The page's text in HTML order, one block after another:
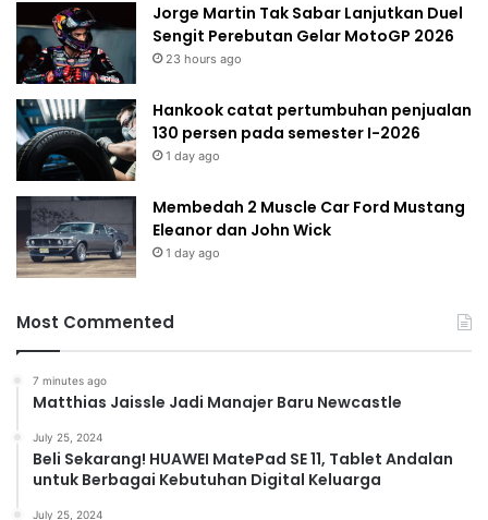
Jorge Martin Tak Sabar Lanjutkan Duel
Sengit Perebutan Gelar MotoGP 2026
23 hours ago
Hankook catat pertumbuhan penjualan
130 persen pada semester I-2026
1 day ago
Membedah 2 Muscle Car Ford Mustang
Eleanor dan John Wick
1 day ago
Most Commented
7 minutes ago
Matthias Jaissle Jadi Manajer Baru Newcastle
July 25, 2024
Beli Sekarang! HUAWEI MatePad SE 11, Tablet Andalan
untuk Berbagai Kebutuhan Digital Keluarga
July 25, 2024